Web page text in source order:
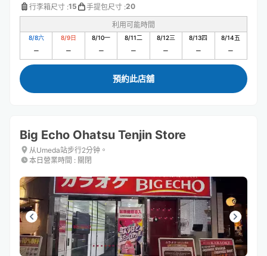
行李箱尺寸 :15 手提包尺寸 :20
利用可能時間
8/8六 8/9日 8/10一 8/11二 8/12三 8/13四 8/14五
預約此店舖
Big Echo Ohatsu Tenjin Store
从Umeda站步行2分钟。
本日營業時間 : 關閉